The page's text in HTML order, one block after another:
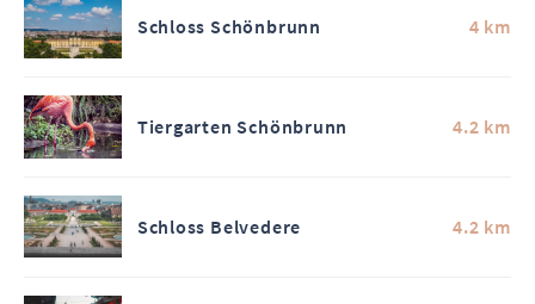
Schloss Schönbrunn 4 km
Tiergarten Schönbrunn 4.2 km
Schloss Belvedere 4.2 km